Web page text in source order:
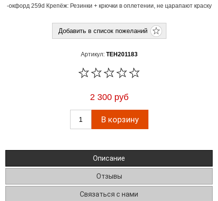
-окфорд 259d Крепёж: Резинки + крючки в оплетении, не царапают краску
Артикул: TEH201183
2 300 руб
Описание
Отзывы
Связаться с нами